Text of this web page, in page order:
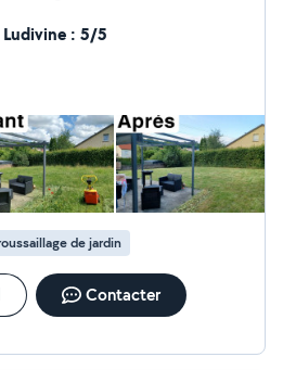
colis Location et
Ferraille, Batterie, ect..
Maison, Appartement, Garage,
à me
ENTRETIEN à
: 5/5
de jardin
Contacter